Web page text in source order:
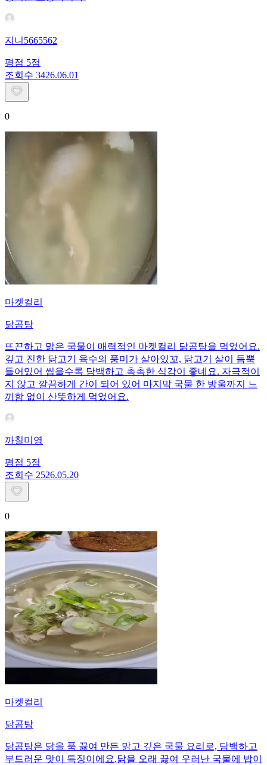
지니5665562
평점 5점
조회수 3426.06.01
0
마켓컬리
닭곰탕
뜨끈하고 맑은 국물이 매력적인 마켓컬리 닭곰탕을 먹었어요.
깊고 진한 닭고기 육수의 풍미가 살아있꼬, 닭고기 살이 듬뿍
들어있어 씹을수록 담백하고 촉촉한 식감이 좋네요. 자극적이
지 않고 깔끔하게 간이 되어 있어 마지막 국물 한 방울까지 느
끼함 없이 산뜻하게 먹었어요.
까칠미영
평점 5점
조회수 2526.05.20
0
마켓컬리
닭곰탕
닭곰탕은 닭을 푹 끓여 만든 맑고 깊은 국물 요리로, 담백하고
부드러운 맛이 특징이에요.닭을 오래 끓여 우러난 국물에 밥이